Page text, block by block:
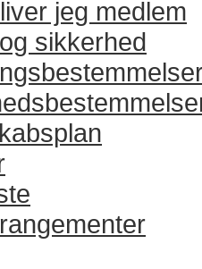
jeg medlem
sikkerhed